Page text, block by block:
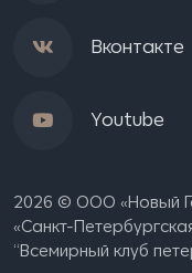
Вконтакте
Youtube
2026 © ООО «Новый
«Санкт-
“Всемирный клуб